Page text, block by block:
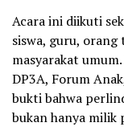
Acara ini diikuti
siswa, guru,
masyarakat
DP3A, Forum
bukti bahwa
bukan hanya milik